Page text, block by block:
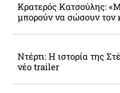
Κρατερός Κατσούλης:
μπορούν να σώσουν τον
Ντέρτι: Η ιστορία της
νέο trailer